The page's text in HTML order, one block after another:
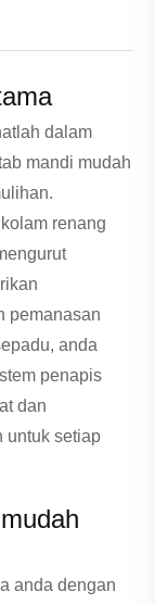
dalam
mandi mudah
renang
pemanasan
anda
penapis
dan
untuk setiap
anda dengan